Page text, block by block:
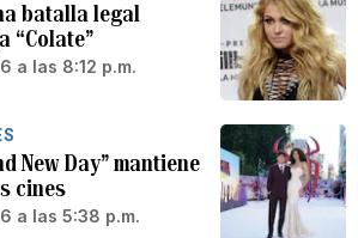
batalla legal
“Colate”
a las 8:12 p.m.
New Day” mantiene
cines
a las 5:38 p.m.